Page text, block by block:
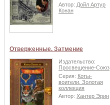
Автор: Дойл Артур
Конан
Отверженные. Затмение
Издательство:
Просвещение-Союз
Серия: Коты-
воители. Золотая
коллекция
Автор: Хантер Эрин